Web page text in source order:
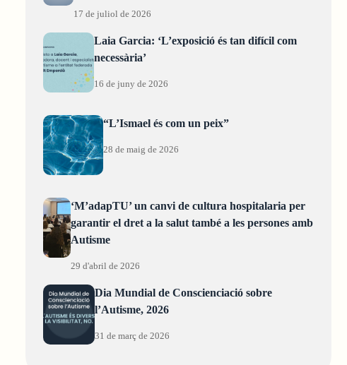
17 de juliol de 2026
Laia Garcia: ‘L’exposició és tan difícil com
necessària’
16 de juny de 2026
“L’Ismael és com un peix”
28 de maig de 2026
‘M’adapTU’ un canvi de cultura hospitalaria per
garantir el dret a la salut també a les persones amb
Autisme
29 d'abril de 2026
Dia Mundial de Conscienciació sobre
l’Autisme, 2026
31 de març de 2026